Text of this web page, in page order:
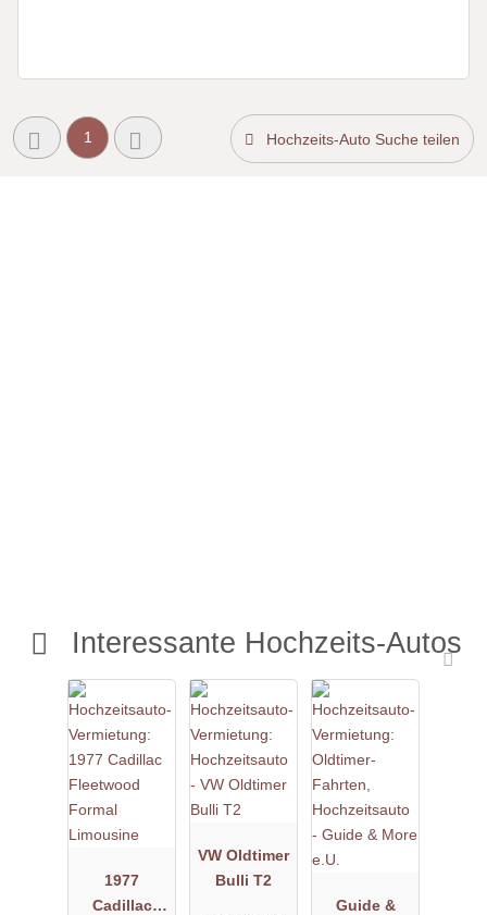
1 Hochzeits-Auto Suche teilen
Interessante Hochzeits-Autos
1977
Cadillac
VW Oldtimer
Bulli T2
Guide &